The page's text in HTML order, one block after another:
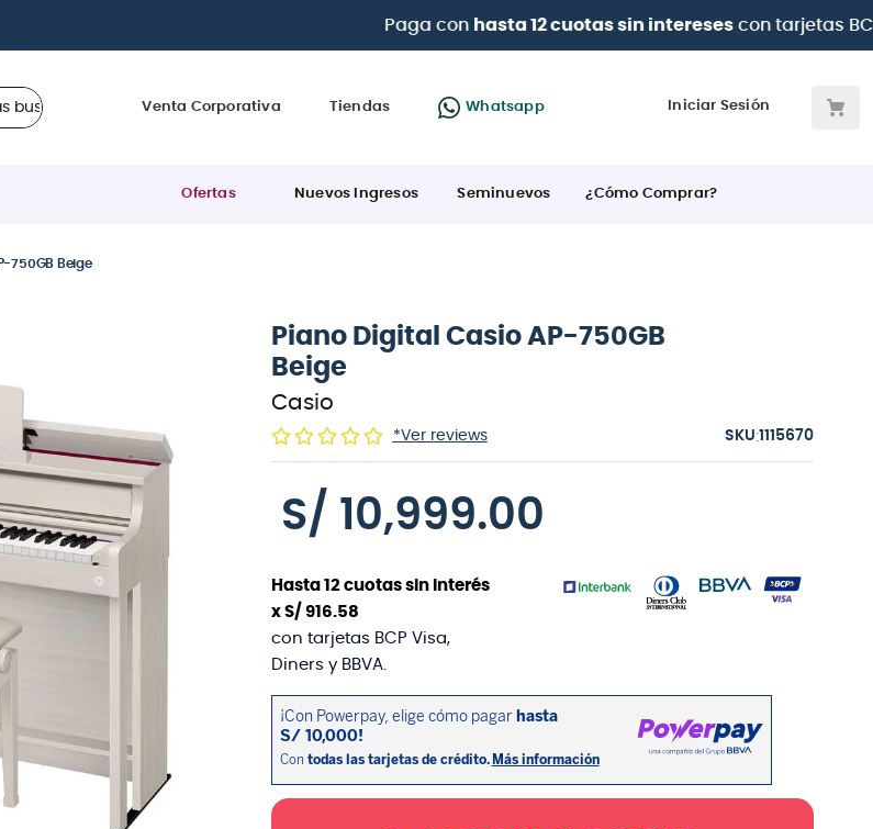
BCP Visa, Diners, BBVA e Interbank
Venta Corporativa Tiendas Whatsapp Iniciar Sesión
Ofertas Nuevos Ingresos Seminuevos ¿Cómo Comprar?
750GB Beige
Piano Digital Casio AP-750GB
Beige
Casio
*Ver reviews :1115670
S/ 10,999.00
Hasta 12cuotas sin interés
x S/ 916.58
con tarjetas BCP Visa,
Diners y BBVA.